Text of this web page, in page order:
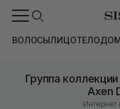
ВОЛОСЫЛИЦОТЕЛО
Группа
Axen
Интернет